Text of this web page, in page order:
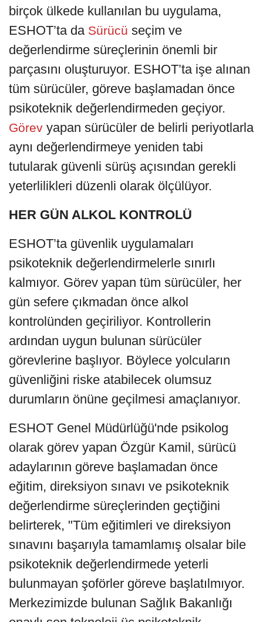
birçok ülkede kullanılan bu uygulama,
ESHOT’ta da Sürücü seçim ve
değerlendirme süreçlerinin önemli bir
parçasını oluşturuyor. ESHOT’ta işe alınan
tüm sürücüler, göreve başlamadan önce
psikoteknik değerlendirmeden geçiyor.
Görev yapan sürücüler de belirli periyotlarla
aynı değerlendirmeye yeniden tabi
tutularak güvenli sürüş açısından gerekli
yeterlilikleri düzenli olarak ölçülüyor.
HER GÜN ALKOL KONTROLÜ
ESHOT’ta güvenlik uygulamaları
psikoteknik değerlendirmelerle sınırlı
kalmıyor. Görev yapan tüm sürücüler, her
gün sefere çıkmadan önce alkol
kontrolünden geçiriliyor. Kontrollerin
ardından uygun bulunan sürücüler
görevlerine başlıyor. Böylece yolcuların
güvenliğini riske atabilecek olumsuz
durumların önüne geçilmesi amaçlanıyor.
ESHOT Genel Müdürlüğü'nde psikolog
olarak görev yapan Özgür Kamil, sürücü
adaylarının göreve başlamadan önce
eğitim, direksiyon sınavı ve psikoteknik
değerlendirme süreçlerinden geçtiğini
belirterek, "Tüm eğitimleri ve direksiyon
sınavını başarıyla tamamlamış olsalar bile
psikoteknik değerlendirmede yeterli
bulunmayan şoförler göreve başlatılmıyor.
Merkezimizde bulunan Sağlık Bakanlığı